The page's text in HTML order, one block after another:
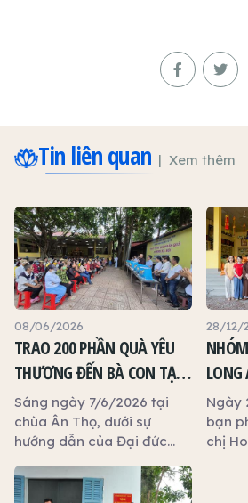
Tin liên quan Xem thêm
08/06/2026
TRAO 200 PHẦN QUÀ YÊU
THƯƠNG ĐẾN BÀ CON TẠI
CHÙA ÂN THỌ
Sáng ngày 7/6/2026 tại
chùa Ân Thọ, dưới sự
hướng dẫn của Đại đức
– Chủ tịch Hội đồng Thành
28/12/
Ngày
bạn
chị